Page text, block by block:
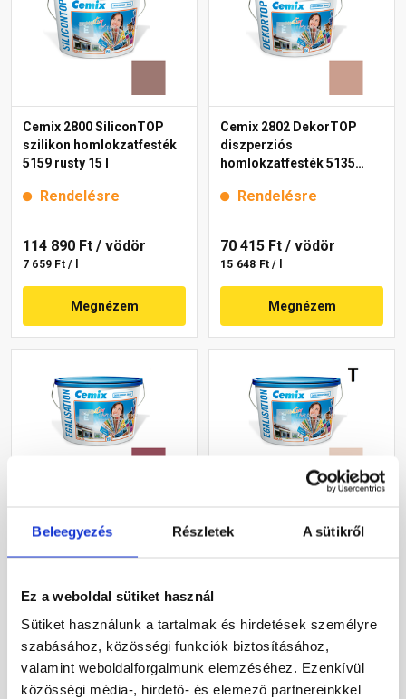
Beleegyezés Részletek A sütikről
Ez a weboldal sütiket használ
Sütiket használunk a tartalmak és hirdetések személyre
szabásához, közösségi funkciók biztosításához,
valamint weboldalforgalmunk elemzéséhez. Ezenkívül
közösségi média-, hirdető- és elemező partnereinkkel
Cemix 2800 SiliconTOP
szilikon homlokzatfesték
5159 rusty 15 l
Rendelésre
114 890 Ft / vödör
7 659 Ft / l
Megnézem
Cemix 2802 DekorTOP
diszperziós
homlokzatfesték 5135
Rendelésre
70 415 Ft / vödör
15 648 Ft / l
Megnézem
színfelújító
118 695 Ft/ vödör
7 913 Ft / l
Megnézem
színfelújító
91 245 Ft/ vödör
6 083 Ft / l
Megnézem